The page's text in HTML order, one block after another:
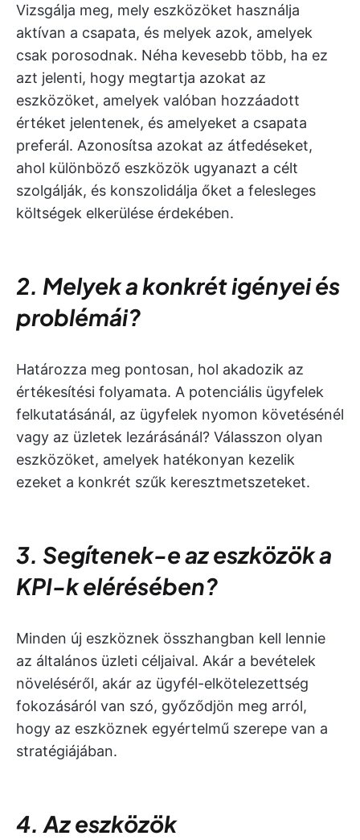
Vizsgálja meg, mely eszközöket használja
aktívan a csapata, és melyek azok, amelyek
csak porosodnak. Néha kevesebb több, ha ez
azt jelenti, hogy megtartja azokat az
eszközöket, amelyek valóban hozzáadott
értéket jelentenek, és amelyeket a csapata
preferál. Azonosítsa azokat az átfedéseket,
ahol különböző eszközök ugyanazt a célt
szolgálják, és konszolidálja őket a felesleges
költségek elkerülése érdekében.
2. Melyek a konkrét igényei és
problémái?
Határozza meg pontosan, hol akadozik az
értékesítési folyamata. A potenciális ügyfelek
felkutatásánál, az ügyfelek nyomon követésénél
vagy az üzletek lezárásánál? Válasszon olyan
eszközöket, amelyek hatékonyan kezelik
ezeket a konkrét szűk keresztmetszeteket.
3. Segítenek-e az eszközök a
KPI-k elérésében?
Minden új eszköznek összhangban kell lennie
az általános üzleti céljaival. Akár a bevételek
növeléséről, akár az ügyfél-elkötelezettség
fokozásáról van szó, győződjön meg arról,
hogy az eszköznek egyértelmű szerepe van a
stratégiájában.
4. Az eszközök